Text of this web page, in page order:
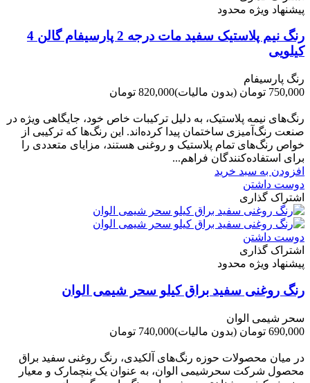
پیشنهاد ویژه محدود
رنگ نیم پلاستیک سفید مات درجه 2 پارسیفام گالن 4
کیلویی
رنگ پارسیفام
750,000 تومان
(بدون مالیات)820,000 تومان
رنگ‌های نیمه پلاستیک، به دلیل ترکیبات خاص خود، جایگاهی ویژه در
صنعت رنگ‌آمیزی ساختمان پیدا کرده‌اند. این رنگ‌ها که ترکیبی از
خواص رنگ‌های تمام پلاستیک و روغنی هستند، مزایای متعددی را
برای استفاده‌کنندگان فراهم...
افزودن به سبد خرید
دوست داشتن
اشتراک گذاری
دوست داشتن
اشتراک گذاری
پیشنهاد ویژه محدود
رنگ روغنی سفید براق کیلو سحر شیمی الوان
سحر شیمی الوان
690,000 تومان
(بدون مالیات)740,000 تومان
در میان محصولات حوزه رنگ‌های آلکیدی، رنگ روغنی سفید براق
محصول شرکت سحرشیمی الوان، به عنوان یک بنچمارک و معیار